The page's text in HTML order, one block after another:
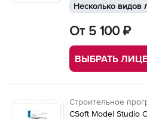
Несколько видов
От 5 100 ₽
ВЫБРАТЬ
Строительное
CSoft Model Studio